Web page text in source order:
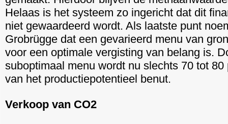
Helaas is het systeem zo ingericht dat dit
niet gewaardeerd wordt. Als laatste punt
Grobrügge dat een gevarieerd menu van
voor een optimale vergisting van belang is.
suboptimaal menu wordt nu slechts 70 tot 80
van het productiepotentieel benut.
Verkoop van CO2